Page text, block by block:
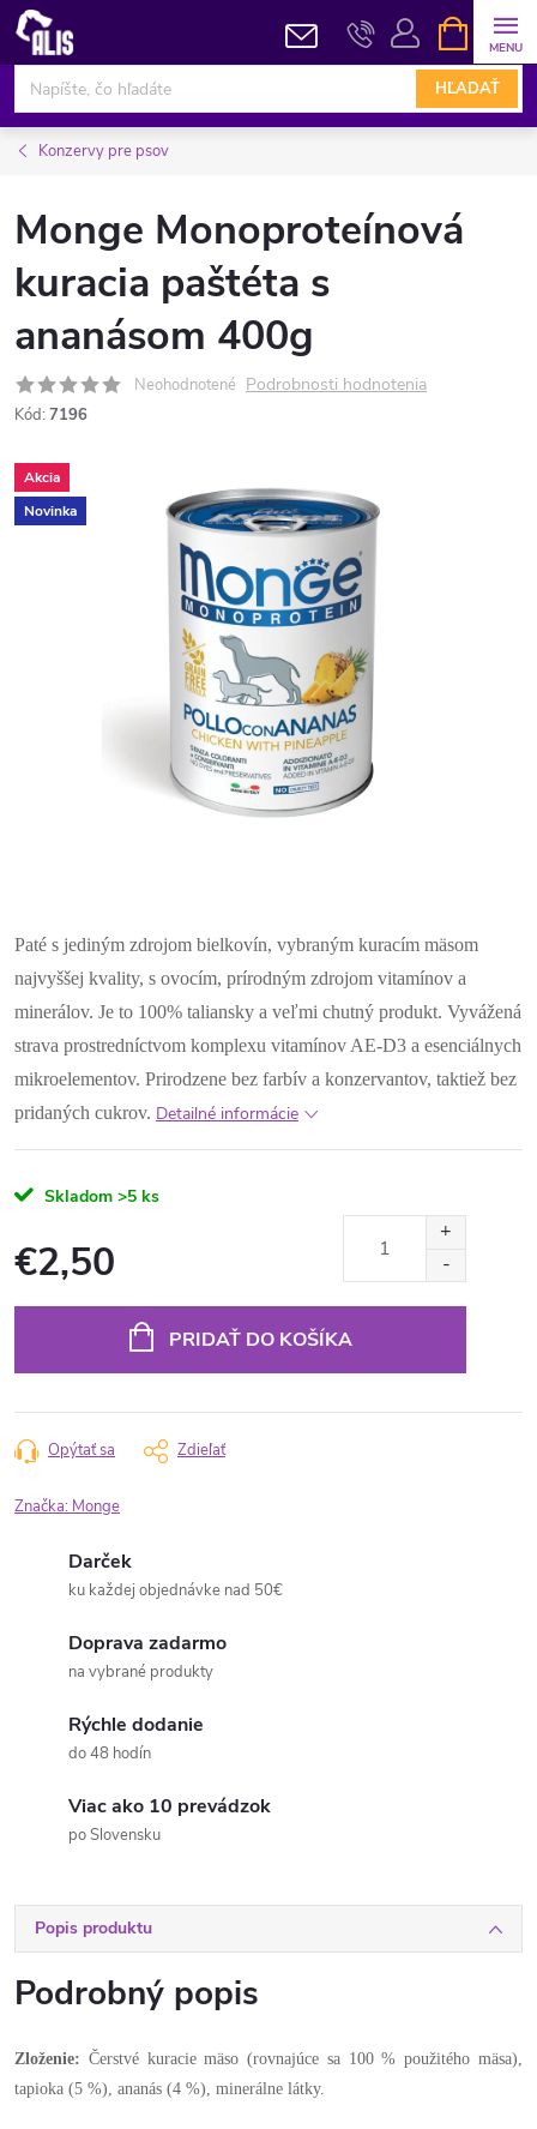
Prejsť
obsah
HĽADAŤ
KOŠÍK
Konzervy pre psov
Monge Monoproteínová
kuracia paštéta s
ananásom 400g
Neohodnotené Podrobnosti hodnotenia
Kód: 7196
Akcia
Novinka
Paté s jediným zdrojom bielkovín, vybraným kuracím mäsom
najvyššej kvality, s ovocím, prírodným zdrojom vitamínov a
minerálov. Je to 100% taliansky a veľmi chutný produkt. Vyvážená
strava prostredníctvom komplexu vitamínov AE-D3 a esenciálnych
mikroelementov. Prirodzene bez farbív a konzervantov, taktiež bez
pridaných cukrov. Detailné informácie
Skladom >5 ks
€2,50
PRIDAŤ DO KOŠÍKA
Opýtať sa Zdieľať
Značka: Monge
Darček
ku každej objednávke nad 50€
Doprava zadarmo
na vybrané produkty
Rýchle dodanie
do 48 hodín
Viac ako 10 prevádzok
po Slovensku
Popis produktu
Podrobný popis
Zloženie: Čerstvé kuracie mäso (rovnajúce sa 100 % použitého mäsa),
tapioka (5 %), ananás (4 %), minerálne látky.